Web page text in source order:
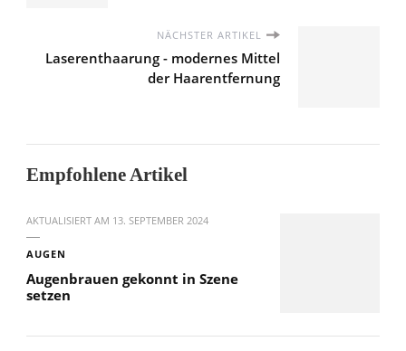
NÄCHSTER ARTIKEL
Laserenthaarung - modernes Mittel
der Haarentfernung
Empfohlene Artikel
AKTUALISIERT AM 13. SEPTEMBER 2024
AUGEN
Augenbrauen gekonnt in Szene
setzen